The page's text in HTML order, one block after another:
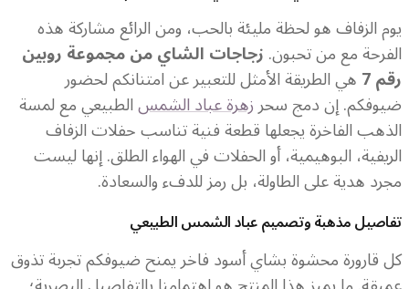
يوم الزفاف هو لحظة مليئة بالحب، ومن الرائع مشاركة هذه
الفرحة مع من تحبون.زجاجات الشاي من مجموعة روبين
رقم 7 هي الطريقة الأمثل للتعبير عن امتنانكم لحضور
ضيوفكم. إن دمج سحرزهرة عباد الشمسالطبيعي مع لمسة
الذهب الفاخرة يجعلها قطعة فنية تناسب حفلات الزفاف
الريفية، البوهيمية، أو الحفلات في الهواء الطلق. إنها ليست
مجرد هدية على الطاولة، بل رمز للدفء والسعادة.
تفاصيل مذهبة وتصميم عباد الشمس الطبيعي
كل قارورة محشوة بشاي أسود فاخر يمنح ضيوفكم تجربة تذوق